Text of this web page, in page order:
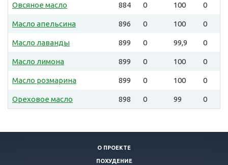
Овсяное масло 884 0 100 0
Масло апельсина 896 0 100 0
Масло лаванды 899 0 99,9 0
Масло лимона 899 0 100 0
Масло розмарина 899 0 100 0
Ореховое масло 898 0 99 0
О ПРОЕКТЕ
ПОХУДЕНИЕ